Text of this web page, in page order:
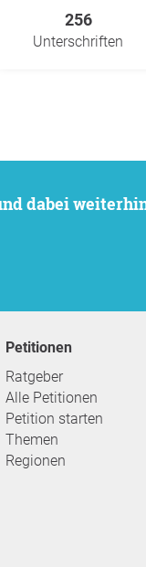
256
Unterschriften
dabei
Petitionen
Ratgeber
Alle Petitionen
Petition starten
Themen
Regionen